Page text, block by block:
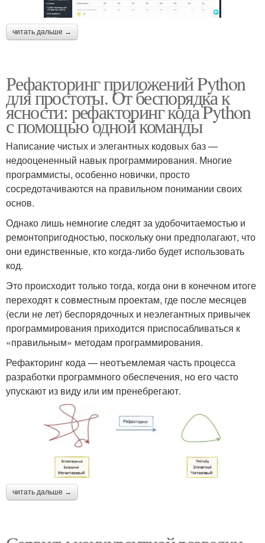
читать дальше →
Рефакторинг приложений Python
для простоты. От беспорядка к
ясности: рефакторинг кода Python
с помощью одной команды
Написание чистых и элегантных кодовых баз —
недооцененный навык программирования. Многие
программисты, особенно новички, просто
сосредотачиваются на правильном понимании своих
основ.
Однако лишь немногие следят за удобочитаемостью и
ремонтопригодностью, поскольку они предполагают, что
они единственные, кто когда-либо будет использовать
код.
Это происходит только тогда, когда они в конечном итоге
переходят к совместным проектам, где после месяцев
(если не лет) беспорядочных и неэлегантных привычек
программирования приходится приспосабливаться к
«правильным» методам программирования.
Рефакторинг кода — неотъемлемая часть процесса
разработки программного обеспечения, но его часто
упускают из виду или им пренебрегают.
читать дальше →